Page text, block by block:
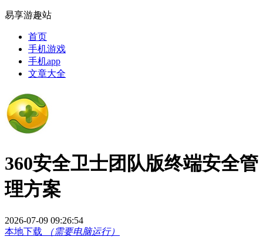
易享游趣站
首页
手机游戏
手机app
文章大全
360安全卫士团队版终端安全管
理方案
2026-07-09 09:26:54
本地下载
（需要电脑运行）